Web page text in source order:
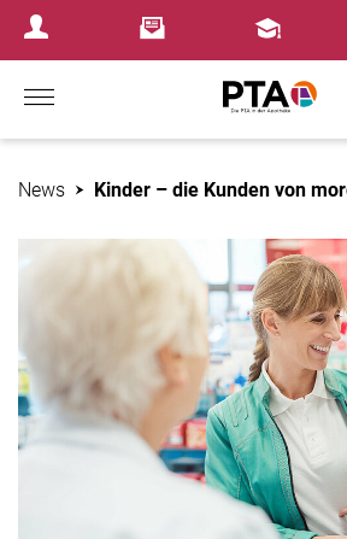
Login MenuNewsletter
Home
News Kinder – die Kunden von